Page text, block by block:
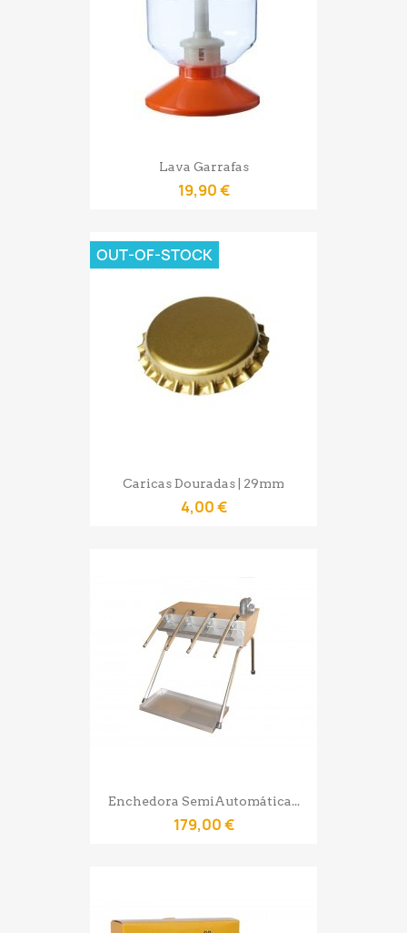
Lava Garrafas
19,90 €
Caricas Douradas | 29mm
4,00 €
OUT-OF-STOCK
Enchedora SemiAutomática...
179,00 €